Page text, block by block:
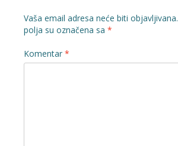
Vaša email adresa neće biti objavljivana.
polja su označena sa *
Komentar *